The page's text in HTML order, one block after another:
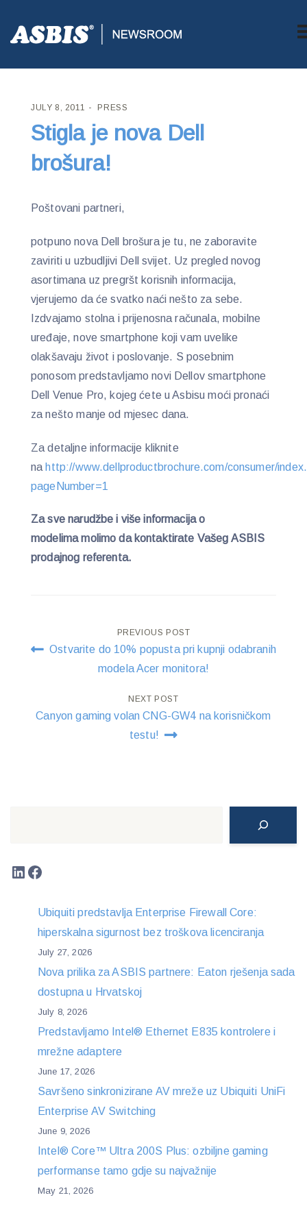
ASBIS CROATIA> PRESS> STIGLA JE NOVA DELL BROŠURA!
JULY 8, 2011 PRESS
Stigla je nova Dell
brošura!
Poštovani partneri,
potpuno nova Dell brošura je tu, ne zaboravite
zaviriti u uzbudljivi Dell svijet. Uz pregled novog
asortimana uz pregršt korisnih informacija,
vjerujemo da će svatko naći nešto za sebe.
Izdvajamo stolna i prijenosna računala, mobilne
uređaje, nove smartphone koji vam uvelike
olakšavaju život i poslovanje. S posebnim
ponosom predstavljamo novi Dellov smartphone
Dell Venue Pro, kojeg ćete u Asbisu moći pronaći
za nešto manje od mjesec dana.
Za detaljne informacije kliknite
na http://www.dellproductbrochure.com/consumer/
pageNumber=1
Za sve narudžbe i više informacija o
modelima molimo da kontaktirate Vašeg ASBIS
prodajnog referenta.
Post
navigation
PREVIOUS POST
Ostvarite do 10% popusta pri kupnji odabranih
modela Acer monitora!
NEXT POST
Canyon gaming volan CNG-GW4 na korisničkom
testu!
LinkedIn
Facebook
Ubiquiti predstavlja Enterprise Firewall Core:
hiperskalna sigurnost bez troškova licenciranja
July 27, 2026
Nova prilika za ASBIS partnere: Eaton rješenja sada
dostupna u Hrvatskoj
July 8, 2026
Predstavljamo Intel® Ethernet E835 kontrolere i
mrežne adaptere
June 17, 2026
Savršeno sinkronizirane AV mreže uz Ubiquiti UniFi
Enterprise AV Switching
June 9, 2026
Intel® Core™ Ultra 200S Plus: ozbiljne gaming
performanse tamo gdje su najvažnije
May 21, 2026